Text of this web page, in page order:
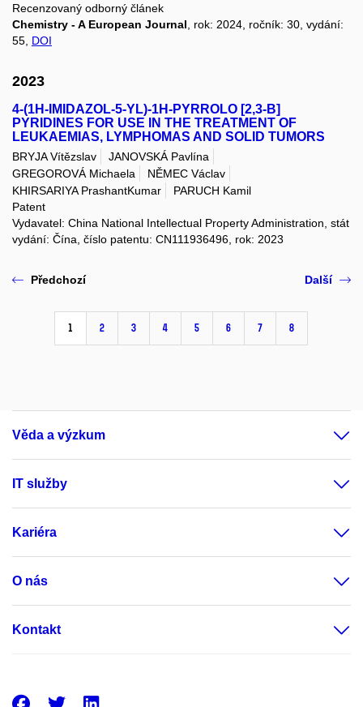
Recenzovaný odborný článek
Chemistry - A European Journal , rok: 2024, ročník: 30, vydání:
55, DOI
2023
4-(1H-IMIDAZOL-5-YL)-1H-PYRROLO [2,3-B]
PYRIDINES FOR USE IN THE TREATMENT OF
LEUKAEMIAS, LYMPHOMAS AND SOLID TUMORS
BRYJA Vítězslav
JANOVSKÁ Pavlína
GREGOROVÁ Michaela
NĚMEC Václav
KHIRSARIYA PrashantKumar
PARUCH Kamil
Patent
Vydavatel: China National Intellectual Property Administration, stát
vydání: Čína, číslo patentu: CN111936496, rok: 2023
Předchozí
1 2 3 4 5 6 7 8
Další
Věda a výzkum
IT služby
Kariéra
O nás
Kontakt
Facebook
Twitter